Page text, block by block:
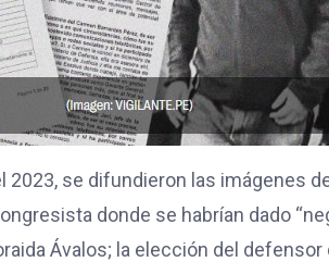
2023, se difundieron las imágenes
donde se habrían dado
Ávalos; la elección del